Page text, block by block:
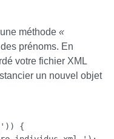
méthode «
prénoms. En
votre fichier XML
un nouvel objet
{